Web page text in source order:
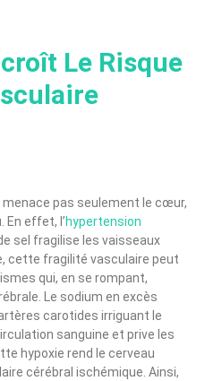
Le Risque
menace pas seulement le cœur,
effet, l’hypertension
sel fragilise les vaisseaux
cette fragilité vasculaire peut
qui, en se rompant,
Le sodium en excès
carotides irriguant le
sanguine et prive les
hypoxie rend le cerveau
cérébral ischémique. Ainsi,